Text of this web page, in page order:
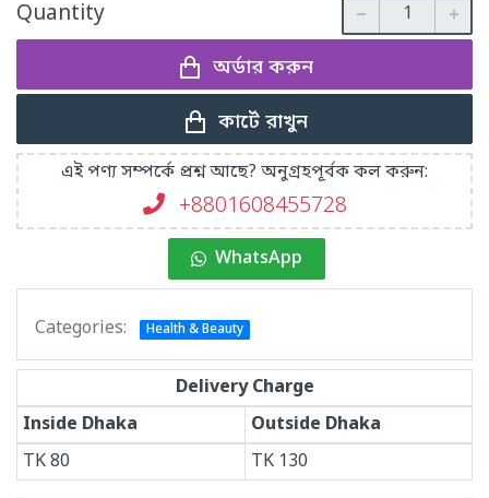
Quantity
অর্ডার করুন
কার্টে রাখুন
এই পণ্য সম্পর্কে প্রশ্ন আছে? অনুগ্রহপূর্বক কল করুন:
+8801608455728
WhatsApp
Categories: Health & Beauty
Delivery Charge
Inside Dhaka
Outside Dhaka
TK80 TK 130